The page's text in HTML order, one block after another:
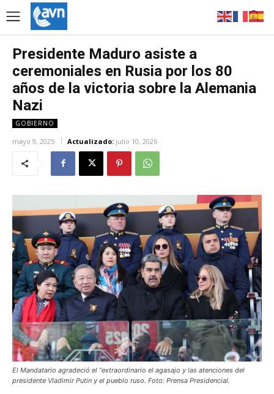
Presidente Maduro asiste a
ceremoniales en Rusia por los 80
años de la victoria sobre la Alemania
Nazi
GOBIERNO
mayo 9, 2025 Actualizado: julio 10, 2026
El Mandatario agradeció el “extraordinario el agasajo y las atenciones del
presidente Vladimir Putin y el pueblo ruso. Foto: Prensa Presidencial.